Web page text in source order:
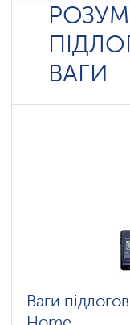
ВАГИ
Ваги